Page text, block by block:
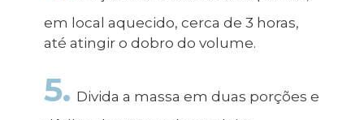
em local aquecido, cerca de 3 horas,
até atingir o dobro do volume.
5. Divida a massa em duas porções e